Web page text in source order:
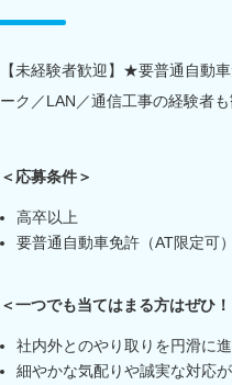
【未経験者歓迎】★要普通自
ーク／LAN／通信工事の経験者
＜応募条件＞
高卒以上
要普通自動車免許（AT限定可
＜一つでも当てはまる方はぜひ
社内外とのやり取りを円滑に
細やかな気配りや誠実な対応